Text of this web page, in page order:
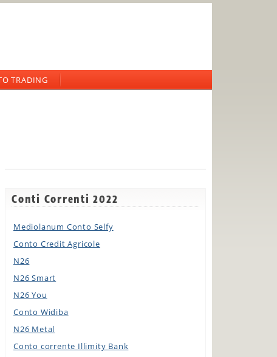
TRADING
Conti Correnti 2022
Mediolanum Conto Selfy
Conto Credit Agricole
N26
N26 Smart
N26 You
Conto Widiba
N26 Metal
Conto corrente Illimity Bank